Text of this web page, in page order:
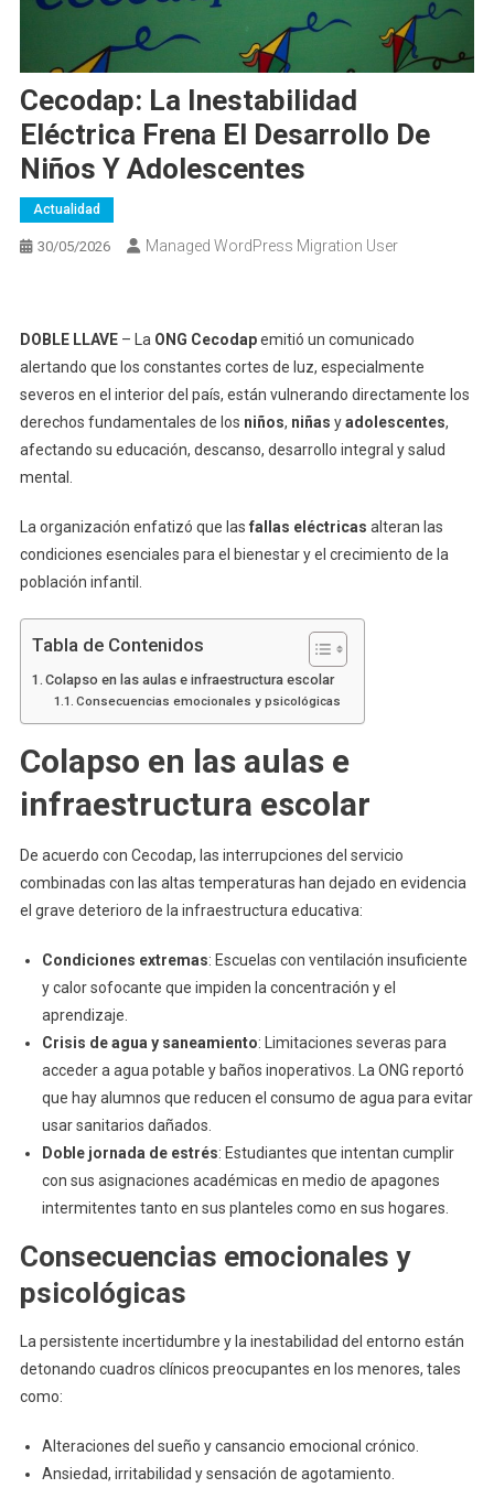
Cecodap: La Inestabilidad
Eléctrica Frena El Desarrollo De
Niños Y Adolescentes
Actualidad
30/05/2026 Managed WordPress Migration User
DOBLE LLAVE– La ONG Cecodapemitió un comunicado
alertando que los constantes cortes de luz, especialmente
severos en el interior del país, están vulnerando directamente los
derechos fundamentales de los niños, niñas yadolescentes,
afectando su educación, descanso, desarrollo integral y salud
mental.
La organización enfatizó que las fallas eléctricas alteran las
condiciones esenciales para el bienestar y el crecimiento de la
población infantil.
Tabla de Contenidos
Colapso en las aulas e infraestructura escolar
Consecuencias emocionales y psicológicas
Colapso en las aulas e
infraestructura escolar
De acuerdo con Cecodap, las interrupciones del servicio
combinadas con las altas temperaturas han dejado en evidencia
el grave deterioro de la infraestructura educativa:
Condiciones extremas: Escuelas con ventilación insuficiente
y calor sofocante que impiden la concentración y el
aprendizaje.
Crisis de agua y saneamiento: Limitaciones severas para
acceder a agua potable y baños inoperativos. La ONG reportó
que hay alumnos que reducen el consumo de agua para evitar
usar sanitarios dañados.
Doble jornada de estrés: Estudiantes que intentan cumplir
con sus asignaciones académicas en medio de apagones
intermitentes tanto en sus planteles como en sus hogares.
Consecuencias emocionales y
psicológicas
La persistente incertidumbre y la inestabilidad del entorno están
detonando cuadros clínicos preocupantes en los menores, tales
como:
Alteraciones del sueño y cansancio emocional crónico.
Ansiedad, irritabilidad y sensación de agotamiento.